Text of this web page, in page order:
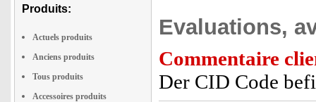
Produits:
Actuels produits
Anciens produits
Tous produits
Accessoires produits
Evaluations,
Commentaire
Der CID Code